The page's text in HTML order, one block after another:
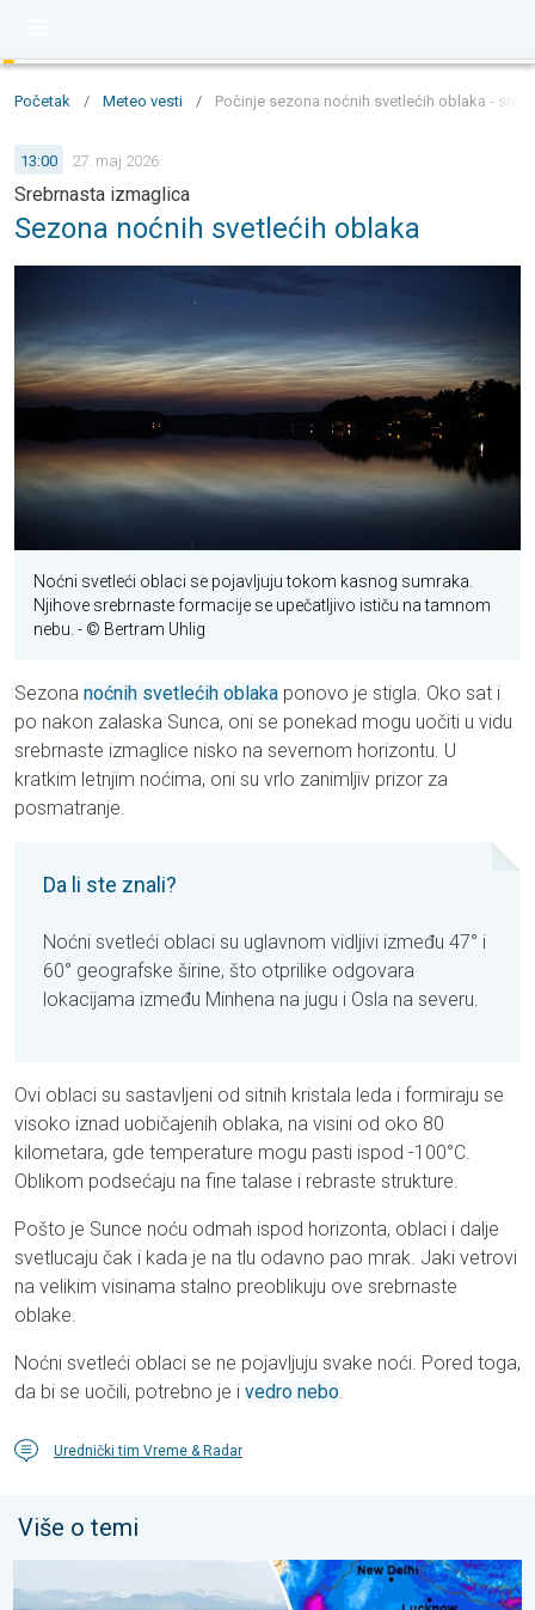
Početak / Meteo vesti / Počinje sezona noćnih svetlećih oblaka -
13:00 27. maj 2026.
Srebrnasta izmaglica
Sezona noćnih svetlećih oblaka
Noćni svetleći oblaci se pojavljuju tokom kasnog sumraka.
Njihove srebrnaste formacije se upečatljivo ističu na tamnom
nebu. - © Bertram Uhlig
Sezona noćnih svetlećih oblaka ponovo je stigla. Oko sat i
po nakon zalaska Sunca, oni se ponekad mogu uočiti u vidu
srebrnaste izmaglice nisko na severnom horizontu. U
kratkim letnjim noćima, oni su vrlo zanimljiv prizor za
posmatranje.
Da li ste znali?
Noćni svetleći oblaci su uglavnom vidljivi između 47° i
60° geografske širine, što otprilike odgovara
lokacijama između Minhena na jugu i Osla na severu.
Ovi oblaci su sastavljeni od sitnih kristala leda i formiraju se
visoko iznad uobičajenih oblaka, na visini od oko 80
kilometara, gde temperature mogu pasti ispod -100°C.
Oblikom podsećaju na fine talase i rebraste strukture.
Pošto je Sunce noću odmah ispod horizonta, oblaci i dalje
svetlucaju čak i kada je na tlu odavno pao mrak. Jaki vetrovi
na velikim visinama stalno preoblikuju ove srebrnaste
oblake.
Noćni svetleći oblaci se ne pojavljuju svake noći. Pored toga,
da bi se uočili, potrebno je i vedro nebo.
Urednički tim Vreme & Radar
Više o temi
Poplave i klizišta u delovima Azije. Jake monsunske kiše. . .